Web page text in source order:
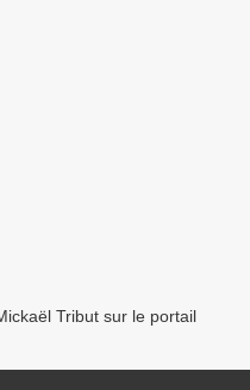
Tribut sur le portail